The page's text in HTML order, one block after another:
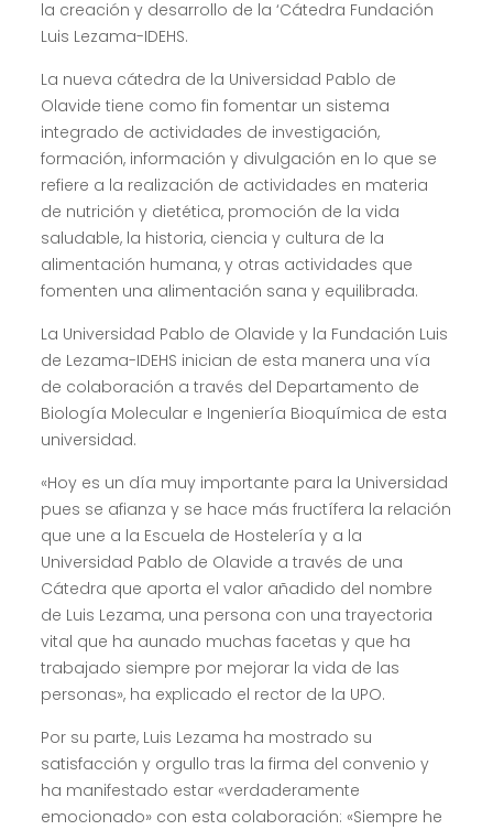
la creación y desarrollo de la ‘Cátedra Fundación
Luis Lezama-IDEHS.
La nueva cátedra de la Universidad Pablo de
Olavide tiene como fin fomentar un sistema
integrado de actividades de investigación,
formación, información y divulgación en lo que se
refiere a la realización de actividades en materia
de nutrición y dietética, promoción de la vida
saludable, la historia, ciencia y cultura de la
alimentación humana, y otras actividades que
fomenten una alimentación sana y equilibrada.
La Universidad Pablo de Olavide y la Fundación Luis
de Lezama-IDEHS inician de esta manera una vía
de colaboración a través del Departamento de
Biología Molecular e Ingeniería Bioquímica de esta
universidad.
«Hoy es un día muy importante para la Universidad
pues se afianza y se hace más fructífera la relación
que une a la Escuela de Hostelería y a la
Universidad Pablo de Olavide a través de una
Cátedra que aporta el valor añadido del nombre
de Luis Lezama, una persona con una trayectoria
vital que ha aunado muchas facetas y que ha
trabajado siempre por mejorar la vida de las
personas», ha explicado el rector de la UPO.
Por su parte, Luis Lezama ha mostrado su
satisfacción y orgullo tras la firma del convenio y
ha manifestado estar «verdaderamente
emocionado» con esta colaboración: «Siempre he